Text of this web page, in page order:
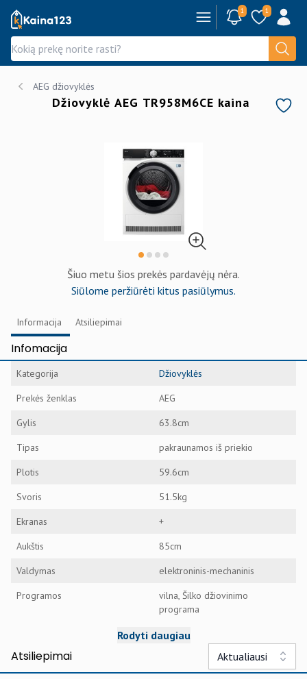
Kaina123.lt 1 1
AEG džiovyklės
Džiovyklė AEG TR958M6CE kaina
Šiuo metu šios prekės pardavėjų nėra.
Siūlome peržiūrėti kitus pasiūlymus.
Informacija Atsiliepimai
Infomacija
Kategorija
Džiovyklės
Prekės ženklas
AEG
Gylis
63.8cm
Tipas
pakraunamos iš priekio
Plotis
59.6cm
Svoris
51.5kg
Ekranas
+
Aukštis
85cm
Valdymas
elektroninis-mechaninis
Programos
vilna, Šilko džiovinimo
programa
Rodyti daugiau
Atsiliepimai Aktualiausi